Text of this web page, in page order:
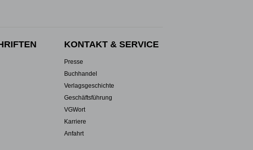
KONTAKT & SERVICE
Presse
Buchhandel
Verlagsgeschichte
Geschäftsführung
VGWort
Karriere
Anfahrt